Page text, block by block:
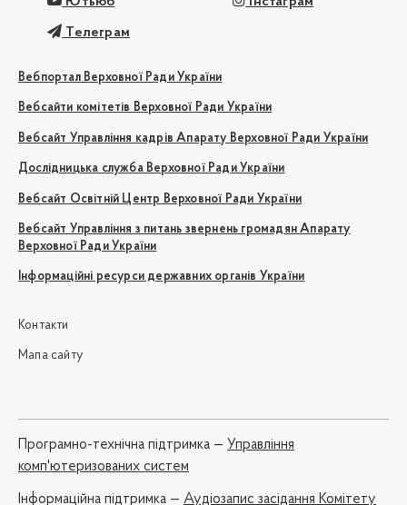
Телеграм
Вебпортал Верховної Ради України
Вебсайти комітетів Верховної Ради України
Вебсайт Управління кадрів Апарату Верховної Ради України
Дослідницька служба Верховної Ради України
Вебсайт Освітній Центр Верховної Ради України
Вебсайт Управління з питань звернень громадян Апарату
Верховної Ради України
Інформаційні ресурси державних органів України
Контакти
Мапа сайту
Програмно-технічна підтримка — Управління
комп'ютеризованих систем
Iнформаційна підтримка — Аудіозапис засідання Комітету